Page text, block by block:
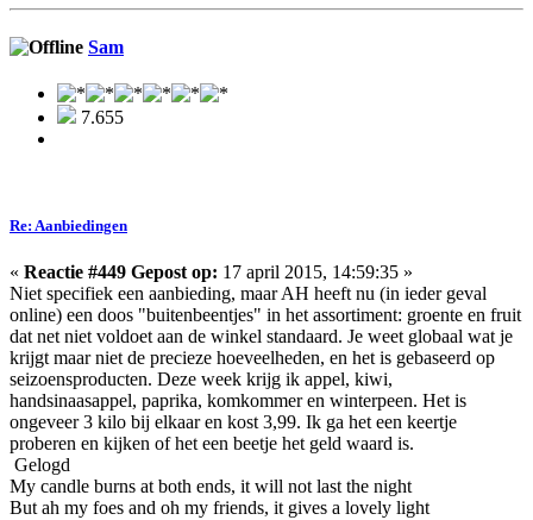
Sam
7.655
Re: Aanbiedingen
« Reactie #449 Gepost op: 17 april 2015, 14:59:35 »
Niet specifiek een aanbieding, maar AH heeft nu (in ieder geval
online) een doos "buitenbeentjes" in het assortiment: groente en fruit
dat net niet voldoet aan de winkel standaard. Je weet globaal wat je
krijgt maar niet de precieze hoeveelheden, en het is gebaseerd op
seizoensproducten. Deze week krijg ik appel, kiwi,
handsinaasappel, paprika, komkommer en winterpeen. Het is
ongeveer 3 kilo bij elkaar en kost 3,99. Ik ga het een keertje
proberen en kijken of het een beetje het geld waard is.
Gelogd
My candle burns at both ends, it will not last the night
But ah my foes and oh my friends, it gives a lovely light